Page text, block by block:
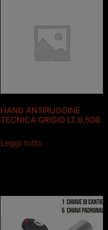
HAND ANTIRUGGINE
TECNICA GRIGIO LT.0,500
Leggi tutto